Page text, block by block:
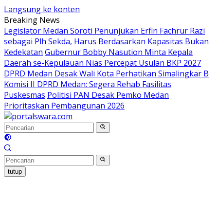
Langsung ke konten
Breaking News
Legislator Medan Soroti Penunjukan Erfin Fachrur Razi
sebagai Plh Sekda, Harus Berdasarkan Kapasitas Bukan
Kedekatan Gubernur Bobby Nasution Minta Kepala
Daerah se-Kepulauan Nias Percepat Usulan BKP 2027
DPRD Medan Desak Wali Kota Perhatikan Simalingkar B
Komisi II DPRD Medan: Segera Rehab Fasilitas
Puskesmas Politisi PAN Desak Pemko Medan
Prioritaskan Pembangunan 2026
tutup